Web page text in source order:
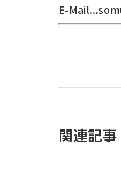
E-Mail...
関連記事